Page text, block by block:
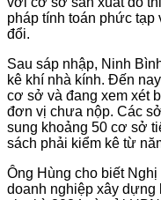
pháp tính toán phức
đổi.
Sau sáp nhập, Ninh
kê khí nhà kính. Đến
cơ sở và đang xem xét
đơn vị chưa nộp. Các
sung khoảng 50 cơ sở
sách phải kiểm kê từ
Ông Hùng cho biết
doanh nghiệp xây dựng